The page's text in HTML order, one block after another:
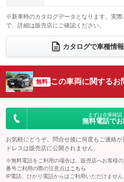
：装備なし
ウォークスルー
：装備なし
電動リアゲート
：装備なし
サイドカメラ
：装備なし
：装備なし
※新車時のカタログデータとなります。実
で、詳細は販売店にご確認ください。
カタログで車種情
無料 この車両に関するお
まずは在庫確認
無料電話で
お気軽にどうぞ。問合せ後に何度もご連絡
ドレスは販売店に公開されません。
※無料電話をご利用の場合は、販売店へお客様
番号ご利用の際の注意点は こちら
IP電話、ひかり電話からはご利用いただけません